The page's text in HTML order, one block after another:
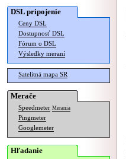
DSL pripojenie
Ceny DSL
Dostupnosť DSL
Fórum o DSL
Výsledky meraní
Satelitná mapa SR
Merače
Speedmeter Merania
Pingmeter
Googlemeter
Hľadanie